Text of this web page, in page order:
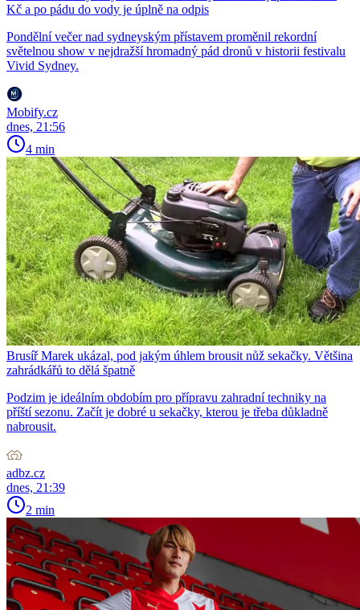
Kč a po pádu do vody je úplně na odpis
Pondělní večer nad sydneyským přístavem proměnil rekordní
světelnou show v nejdražší hromadný pád dronů v historii festivalu
Vivid Sydney.
Mobify.cz
dnes, 21:56
4 min
Brusíř Marek ukázal, pod jakým úhlem brousit nůž sekačky. Většina
zahrádkářů to dělá špatně
Podzim je ideálním obdobím pro přípravu zahradní techniky na
příští sezonu. Začít je dobré u sekačky, kterou je třeba důkladně
nabrousit.
adbz.cz
dnes, 21:39
2 min